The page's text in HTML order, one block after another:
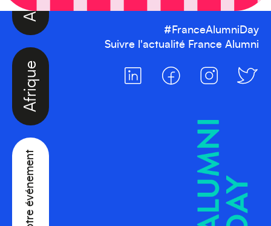
Créez votre événement
Afrique
#FranceAlumniDay
Suivre l'actualité France Alumni